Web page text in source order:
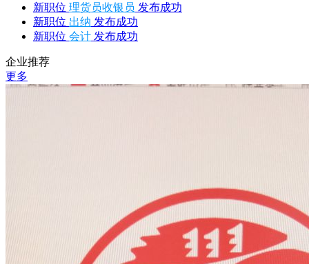
新职位 理货员收银员 发布成功
新职位 出纳 发布成功
新职位 会计 发布成功
企业推荐
更多